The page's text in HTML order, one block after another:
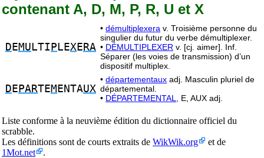
contenant A, D, M, P, R, U et X
D EMU LTI P LEXE RA
• démultiplexera v. Troisième personne du
singulier du futur du verbe démultiplexer.
• DÉMULTIPLEXER v. [cj. aimer]. Inf.
Séparer (les voies de transmission) d’un
dispositif multiplex.
D E PARTEM ENTAUX
• départementaux adj. Masculin pluriel de
départemental.
• DÉPARTEMENTAL, E, AUX adj.
Liste conforme à la neuvième édition du dictionnaire officiel du
scrabble.
Les définitions sont de courts extraits de WikWik.org
et de
1Mot.net
.